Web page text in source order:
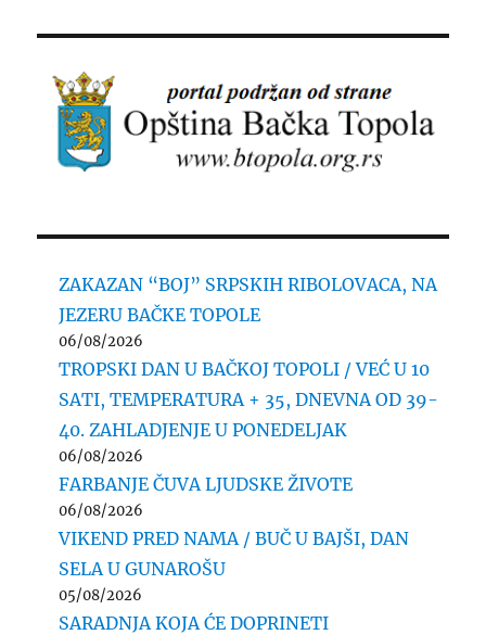
ZAKAZAN “BOJ” SRPSKIH RIBOLOVACA, NA
JEZERU BAČKE TOPOLE
06/08/2026
TROPSKI DAN U BAČKOJ TOPOLI / VEĆ U 10
SATI, TEMPERATURA + 35, DNEVNA OD 39-
40. ZAHLADJENJE U PONEDELJAK
06/08/2026
FARBANJE ČUVA LJUDSKE ŽIVOTE
06/08/2026
VIKEND PRED NAMA / BUČ U BAJŠI, DAN
SELA U GUNAROŠU
05/08/2026
SARADNJA KOJA ĆE DOPRINETI